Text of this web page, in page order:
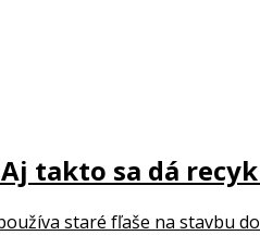
takto sa dá
staré fľaše na stavbu